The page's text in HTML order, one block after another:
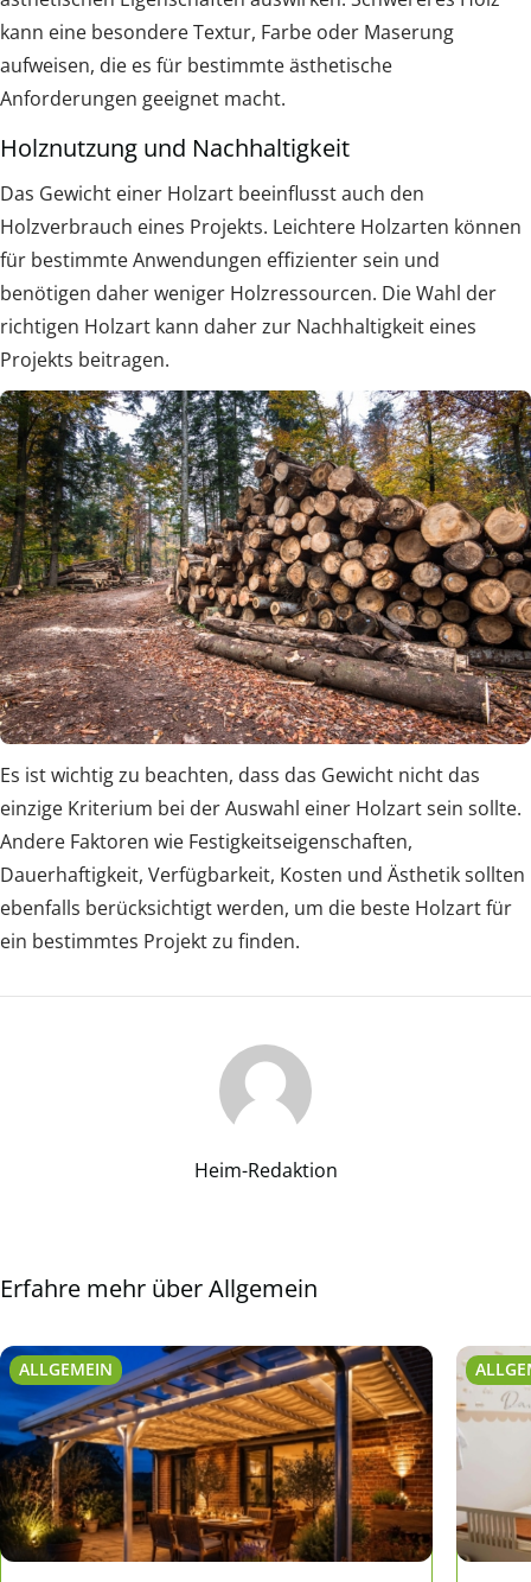
kann eine besondere Textur, Farbe oder Maserung
aufweisen, die es für bestimmte ästhetische
Anforderungen geeignet macht.
Holznutzung und Nachhaltigkeit
Das Gewicht einer Holzart beeinflusst auch den
Holzverbrauch eines Projekts. Leichtere Holzarten können
für bestimmte Anwendungen effizienter sein und
benötigen daher weniger Holzressourcen. Die Wahl der
richtigen Holzart kann daher zur Nachhaltigkeit eines
Projekts beitragen.
Es ist wichtig zu beachten, dass das Gewicht nicht das
einzige Kriterium bei der Auswahl einer Holzart sein sollte.
Andere Faktoren wie Festigkeitseigenschaften,
Dauerhaftigkeit, Verfügbarkeit, Kosten und Ästhetik sollten
ebenfalls berücksichtigt werden, um die beste Holzart für
ein bestimmtes Projekt zu finden.
Heim-Redaktion
Erfahre mehr über Allgemein
ALLGEMEIN